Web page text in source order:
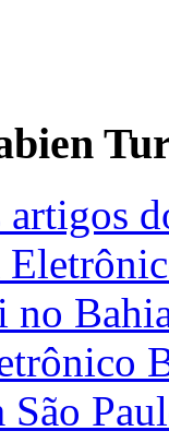
artigos
no
São